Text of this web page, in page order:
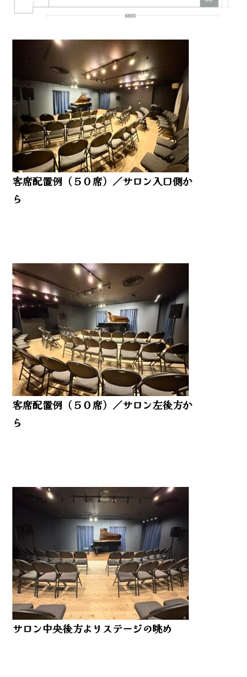
客席配置例（５０席）／サロン入口側か
ら
客席配置例（５０席）／サロン左後方か
ら
サロン中央後方よりステージの眺め